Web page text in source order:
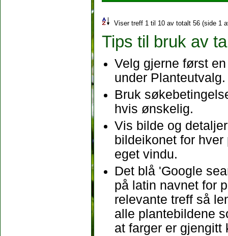
Viser treff 1 til 10 av totalt 56 (side 1
Tips til bruk av
Velg gjerne først
under Planteutvalg.
Bruk
hvis ønskelig.
Vis bilde og
bildeikonet for
eget vindu.
Det blå 'Google
på latin navnet for
relevante treff så
alle plantebildene
at farger er gjengitt